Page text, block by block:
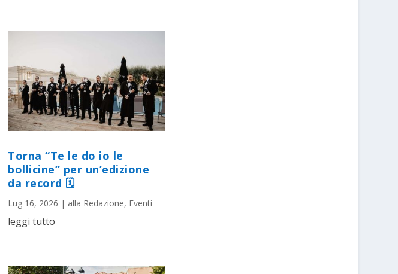
Torna “Te le do io le
bollicine” per un’edizione
da record 🗓
Lug 16, 2026 | alla Redazione, Eventi
leggi tutto